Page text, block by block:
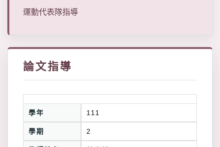
運動代表隊指導
論文指導
學年 111
學期 2